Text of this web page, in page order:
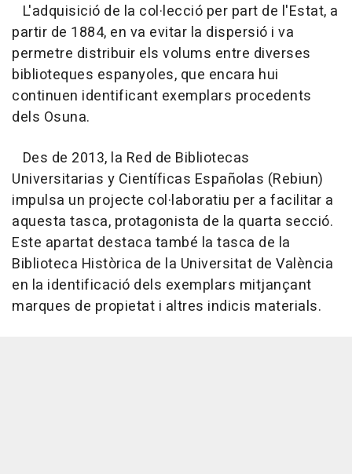
L'adquisició de la col·lecció per part de l'Estat, a
partir de 1884, en va evitar la dispersió i va
permetre distribuir els volums entre diverses
biblioteques espanyoles, que encara hui
continuen identificant exemplars procedents
dels Osuna.
Des de 2013, la Red de Bibliotecas
Universitarias y Científicas Españolas (Rebiun)
impulsa un projecte col·laboratiu per a facilitar a
aquesta tasca, protagonista de la quarta secció.
Este apartat destaca també la tasca de la
Biblioteca Històrica de la Universitat de València
en la identificació dels exemplars mitjançant
marques de propietat i altres indicis materials.